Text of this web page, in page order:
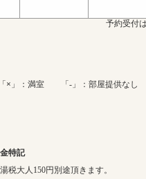
予約受付
× 」：満室 「-」：部屋提供なし
特記
湯税大人150円別途頂きます。